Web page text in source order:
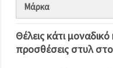
Μάρκα
Θέλεις κάτι
προσθέσεις στυλ